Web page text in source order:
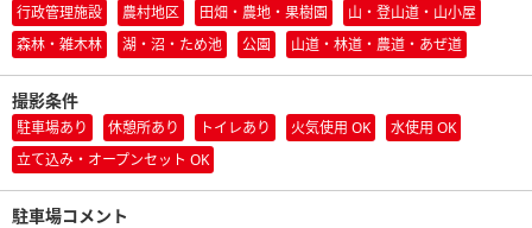
行政管理施設 農村地区 田畑・農地・果樹園
山・登山道・山小屋
森林・雑木林
湖・沼・ため池 公園 山道・林道・農道・あぜ道
撮影条件
駐車場あり 休憩所あり トイレあり 火気使用 OK
水使用 OK
立て込み・オープンセット OK
駐車場コメント